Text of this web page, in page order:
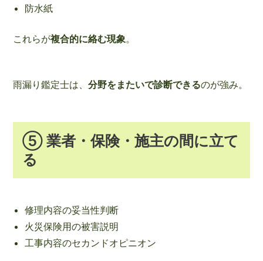
防水紙
これらが複合的に絡む現象。
雨漏り鑑定士は、 分野をまたいで診断できるのが強み。
⑤ 業者・保険・施主の間に立て
る
修理内容の妥当性判断
火災保険用の被害説明
工事内容のセカンドオピニオン